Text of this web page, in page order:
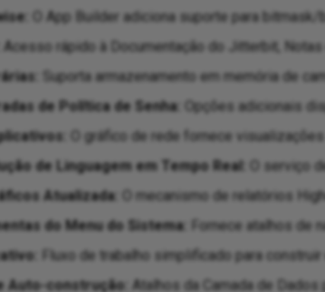
O App Builder adiciona suporte para
Acesso rápido à Documentação do Jitterbit,
Suporta armazenamento em memória de
de Política de Senha:
Opções adicionais
O gráfico de rede fornece
de Linguagem em Tempo Real:
O serviço
Atualizada:
O mecanismo de relatórios
do Menu do Sistema:
Fornece atalhos de
Fluxo de trabalho simplificado para
Auto-construção: Atalhos da Camada de Dados